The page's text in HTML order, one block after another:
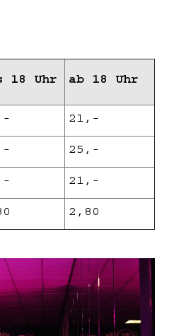
18 Uhr ab 18 Uhr
21,-
25,-
21,-
2,80